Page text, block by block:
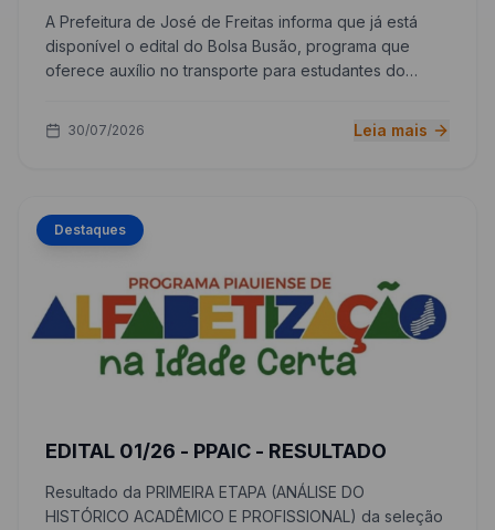
A Prefeitura de José de Freitas informa que já está
disponível o edital do Bolsa Busão, programa que
oferece auxílio no transporte para estudantes do
30/07/2026 Leia mais
Destaques
EDITAL 01/26 - PPAIC - RESULTADO
Resultado da PRIMEIRA ETAPA (ANÁLISE DO
HISTÓRICO ACADÊMICO E PROFISSIONAL) da seleção